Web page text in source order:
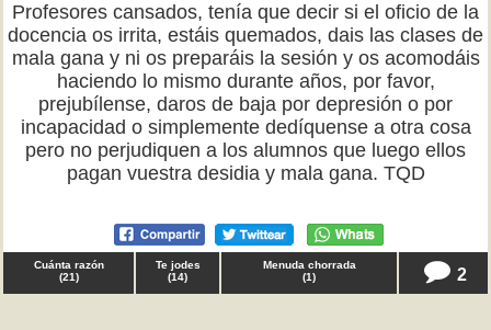
Profesores cansados, tenía que decir si el oficio de la
docencia os irrita, estáis quemados, dais las clases de
mala gana y ni os preparáis la sesión y os acomodáis
haciendo lo mismo durante años, por favor,
prejubílense, daros de baja por depresión o por
incapacidad o simplemente dedíquense a otra cosa
pero no perjudiquen a los alumnos que luego ellos
pagan vuestra desidia y mala gana. TQD
Cuánta razón
(21)
Te jodes
(14)
Menuda chorrada
(1) 2